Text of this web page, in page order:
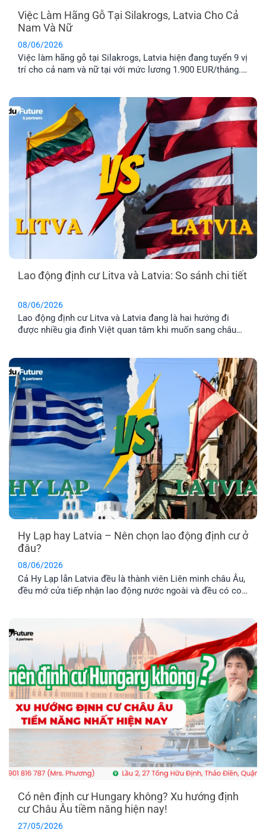
Việc Làm Hãng Gỗ Tại Silakrogs, Latvia Cho Cả
Nam Và Nữ
08/06/2026
Việc làm hãng gỗ tại Silakrogs, Latvia hiện đang tuyển 9 vị
trí cho cả nam và nữ tại với mức lương 1.900 EUR/tháng.
lựa chọn phù hợp cho [...]
Lao động định cư Litva và Latvia: So sánh chi tiết
08/06/2026
Lao động định cư Litva và Latvia đang là hai hướng đi
được nhiều gia đình Việt quan tâm khi muốn sang châu
lương, chi phí sinh hoạt, môi trường sống [...]
Hy Lạp hay Latvia – Nên chọn lao động định cư ở
đâu?
08/06/2026
Cả Hy Lạp lẫn Latvia đều là thành viên Liên minh châu Âu,
đều mở cửa tiếp nhận lao động nước ngoài và đều có con
Có nên định cư Hungary không? Xu hướng định
cư Châu Âu tiềm năng hiện nay!
27/05/2026